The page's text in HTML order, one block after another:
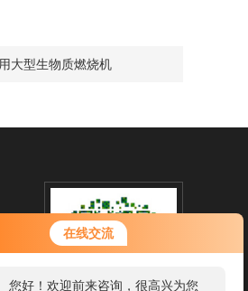
在线交流
您好！欢迎前来咨询，很高兴为您
服务，请问您要咨询什么问题呢？
大型生物质燃烧机